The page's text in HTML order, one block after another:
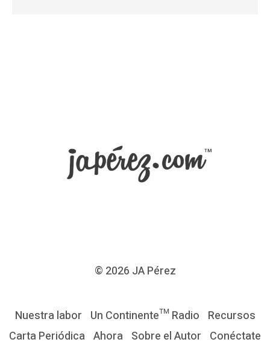
© 2026 JA Pérez
Nuestra labor Un Continente™ Radio Recursos
Carta Periódica Ahora Sobre el Autor Conéctate